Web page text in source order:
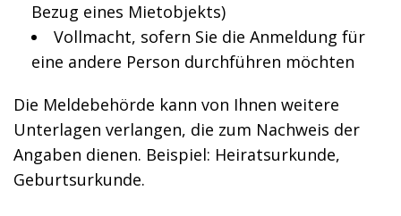
Bezug eines Mietobjekts)
Vollmacht, sofern Sie die Anmeldung für
eine andere Person durchführen möchten
Die Meldebehörde kann von Ihnen weitere
Unterlagen verlangen, die zum Nachweis der
Angaben dienen. Beispiel: Heiratsurkunde,
Geburtsurkunde.